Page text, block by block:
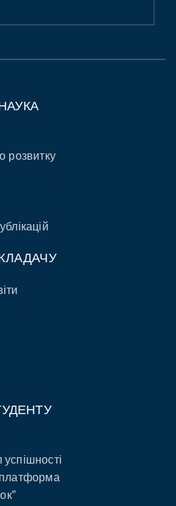
розвитку